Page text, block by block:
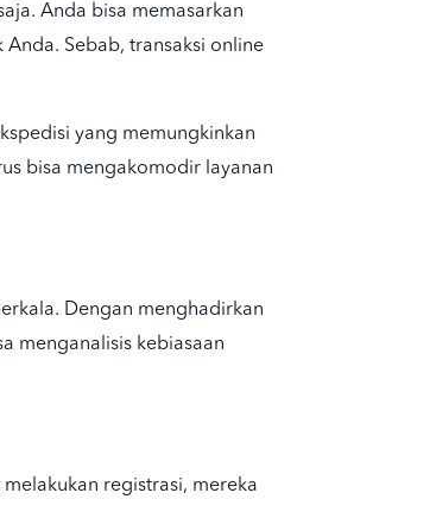
Anda bisa memasarkan
Sebab, transaksi online
yang memungkinkan
bisa mengakomodir layanan
Dengan menghadirkan
menganalisis kebiasaan
registrasi, mereka